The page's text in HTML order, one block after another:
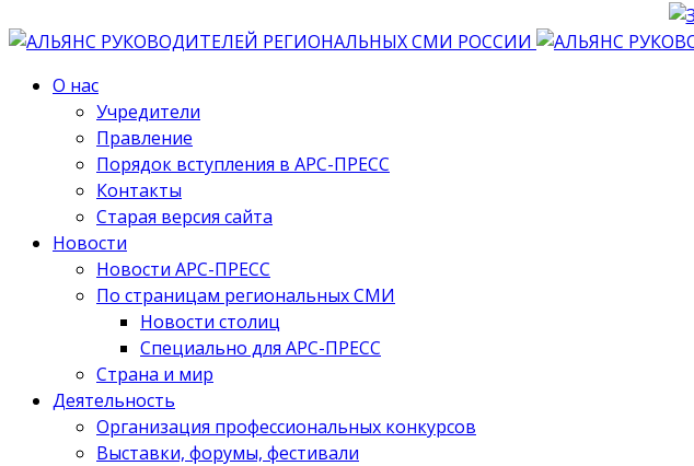
О нас
Учредители
Правление
Порядок вступления в АРС-ПРЕСС
Контакты
Старая версия сайта
Новости
Новости АРС-ПРЕСС
По страницам региональных СМИ
Новости столиц
Специально для АРС-ПРЕСС
Страна и мир
Деятельность
Организация профессиональных конкурсов
Выставки, форумы, фестивали